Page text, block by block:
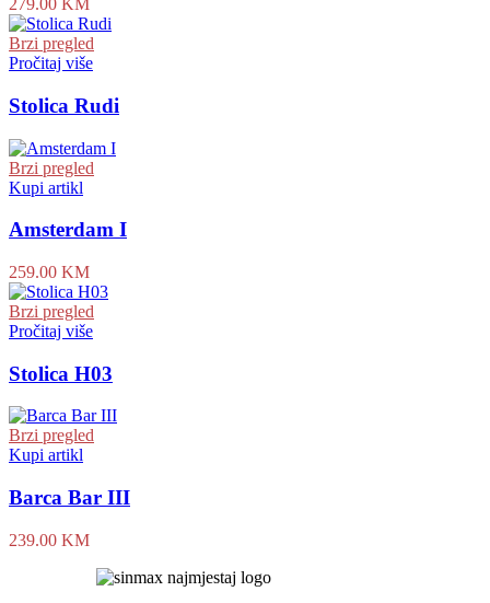
279.00 KM
Brzi pregled
Pročitaj više
Stolica Rudi
Brzi pregled
Kupi artikl
Amsterdam I
259.00 KM
Brzi pregled
Pročitaj više
Stolica H03
Brzi pregled
Kupi artikl
Barca Bar III
239.00 KM